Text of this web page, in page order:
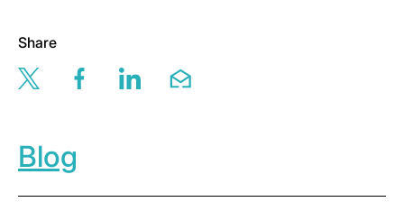
Share
Share this page via twitter
Share this page via facebook
Share this page via linkedin
Share this page via email
Blog